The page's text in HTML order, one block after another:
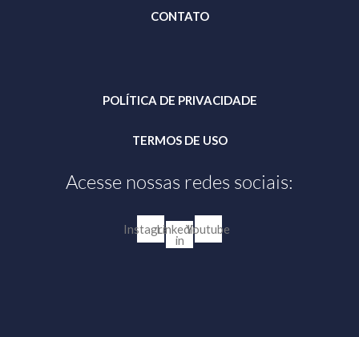
CONTATO
POLÍTICA DE PRIVACIDADE
TERMOS DE USO
Acesse nossas redes sociais:
InstagramLinkedin-
in
Youtube